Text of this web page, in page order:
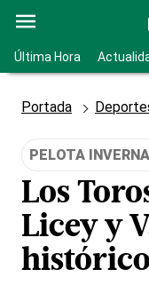
Última Hora
Portada
PELOTA
Los
Licey y